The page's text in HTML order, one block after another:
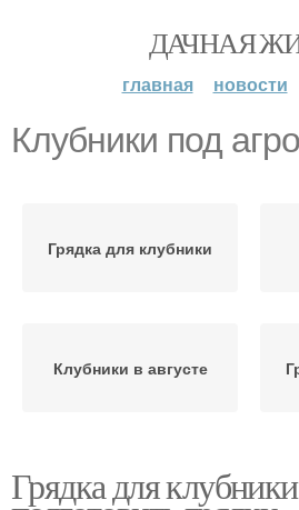
ДАЧНАЯ
главная новости
Клубники под
Грядка для клубники
Клубники в августе
Участок под клубнику
Грядка для